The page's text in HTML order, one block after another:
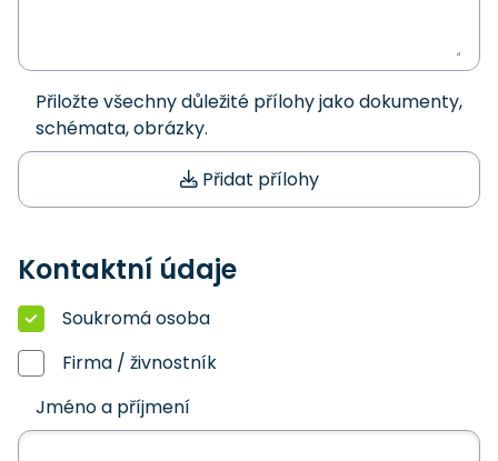
Přiložte všechny důležité přílohy jako dokumenty,
schémata, obrázky.
Přidat přílohy
Kontaktní údaje
Soukromá osoba
Firma / živnostník
Jméno a příjmení